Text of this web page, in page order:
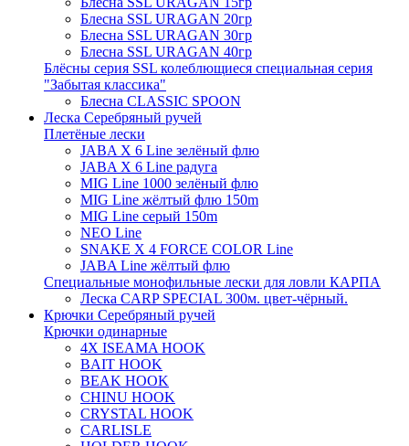
Блесна SSL URAGAN 20гр
Блесна SSL URAGAN 30гр
Блесна SSL URAGAN 40гр
Блёсны серия SSL колеблющиеся специальная серия
"Забытая классика"
Блесна CLASSIC SPOON
Леска Серебряный ручей
Плетёные лески
JABA X 6 Line зелёный флю
JABA X 6 Line радуга
MIG Line 1000 зелёный флю
MIG Line жёлтый флю 150m
MIG Line серый 150m
NEO Line
SNAKE X 4 FORCE COLOR Line
JABA Line жёлтый флю
Специальные монофильные лески для ловли КАРПА
Леска CARP SPECIAL 300м. цвет-чёрный.
Крючки Серебряный ручей
Крючки одинарные
4X ISEAMA HOOK
BAIT HOOK
BEAK HOOK
CHINU HOOK
CRYSTAL HOOK
CARLISLE